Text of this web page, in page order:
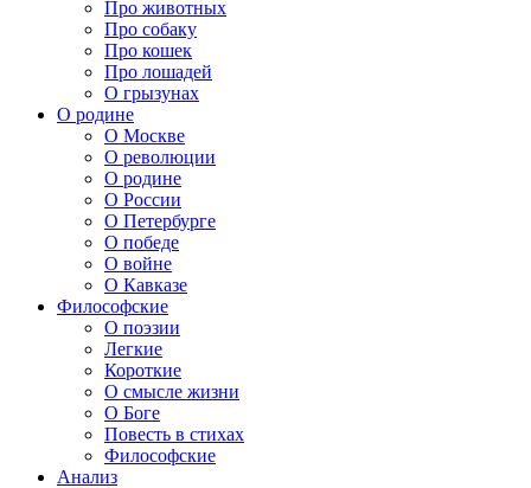
Про животных
Про собаку
Про кошек
Про лошадей
О грызунах
О родине
О Москве
О революции
О родине
О России
О Петербурге
О победе
О войне
О Кавказе
Философские
О поэзии
Легкие
Короткие
О смысле жизни
О Боге
Повесть в стихах
Философские
Анализ